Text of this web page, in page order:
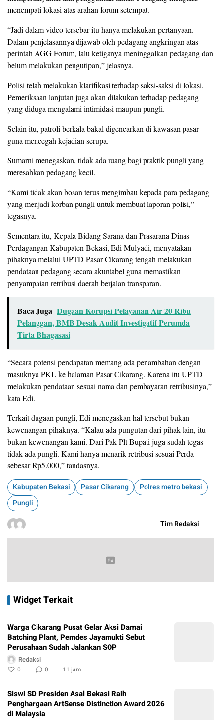
menempati lokasi atas arahan forum setempat.
“Jadi dalam video tersebar itu hanya melakukan pertanyaan.
Dalam penjelasannya dijawab oleh pedagang angkringan atas
perintah AGG Forum, lalu ketiganya meninggalkan pedagang dan
belum melakukan pengutipan,” jelasnya.
Polisi telah melakukan klarifikasi terhadap saksi-saksi di lokasi.
Pemeriksaan lanjutan juga akan dilakukan terhadap pedagang
yang diduga mengalami intimidasi maupun pungli.
Selain itu, patroli berkala bakal digencarkan di kawasan pasar
guna mencegah kejadian serupa.
Sumarni menegaskan, tidak ada ruang bagi praktik pungli yang
meresahkan pedagang kecil.
“Kami tidak akan bosan terus mengimbau kepada para pedagang
yang menjadi korban pungli untuk membuat laporan polisi,”
tegasnya.
Sementara itu, Kepala Bidang Sarana dan Prasarana Dinas
Perdagangan Kabupaten Bekasi, Edi Mulyadi, menyatakan
pihaknya melalui UPTD Pasar Cikarang tengah melakukan
pendataan pedagang secara akuntabel guna memastikan
penyampaian retribusi daerah berjalan transparan.
Baca Juga Dugaan Korupsi Pelayanan Air 20 Ribu
Pelanggan, BMB Desak Audit Investigatif Perumda
Tirta Bhagasasi
“Secara potensi pendapatan memang ada penambahan dengan
masuknya PKL ke halaman Pasar Cikarang. Karena itu UPTD
melakukan pendataan sesuai nama dan pembayaran retribusinya,”
kata Edi.
Terkait dugaan pungli, Edi menegaskan hal tersebut bukan
kewenangan pihaknya. “Kalau ada pungutan dari pihak lain, itu
bukan kewenangan kami. Dari Pak Plt Bupati juga sudah tegas
tidak ada pungli. Kami hanya menarik retribusi sesuai Perda
sebesar Rp5.000,” tandasnya.
Kabupaten Bekasi Pasar Cikarang
Polres metro bekasi
Pungli
Tim Redaksi
Widget Terkait
Warga Cikarang Pusat Gelar Aksi Damai
Batching Plant, Pemdes Jayamukti Sebut
Perusahaan Sudah Jalankan SOP
Redaksi
0 0 11 jam
Siswi SD Presiden Asal Bekasi Raih
Penghargaan ArtSense Distinction Award 2026
di Malaysia